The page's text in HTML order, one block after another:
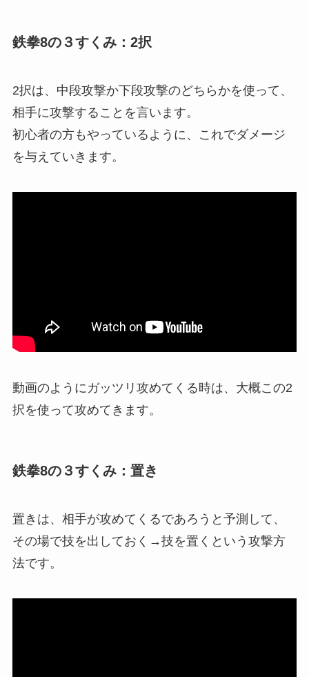
鉄拳8の３すくみ：2択
2択は、中段攻撃か下段攻撃のどちらかを使って、
相手に攻撃することを言います。
初心者の方もやっているように、これでダメージ
を与えていきます。
動画のようにガッツリ攻めてくる時は、大概この2
択を使って攻めてきます。
鉄拳8の３すくみ：置き
置きは、相手が攻めてくるであろうと予測して、
その場で技を出しておく→技を置くという攻撃方
法です。